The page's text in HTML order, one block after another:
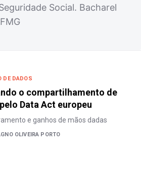
Social. Bacharel
DE DADOS
o compartilhamento de
Data Act europeu
e ganhos de mãos dadas
OLIVEIRA PORTO